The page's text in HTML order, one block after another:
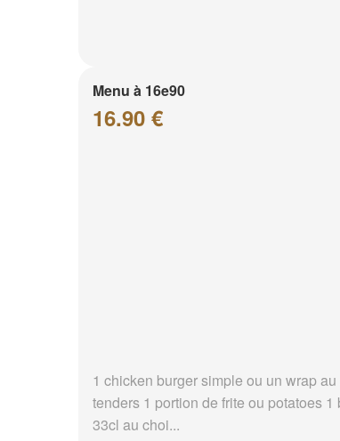
Menu à 16e90
16.90 €
1 chicken burger simple ou un wrap
tenders 1 portion de frite ou potatoes 1
33cl au choi...